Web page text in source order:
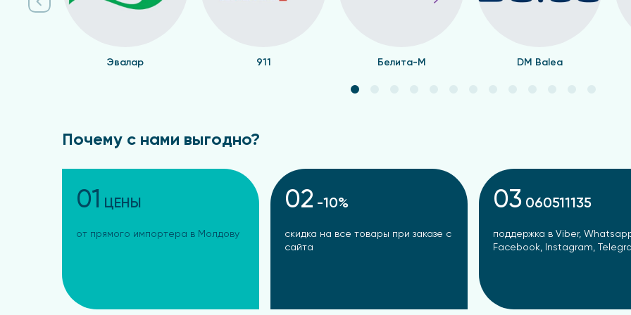
Эвалар 911 Белита-М DM Balea
Почему с нами выгодно?
01 ЦЕНЫ
от прямого импортера в Молдову
02 -10%
скидка на все товары при заказе с
сайта
03 060511135
поддержка в Viber,
Facebook, Instagram,